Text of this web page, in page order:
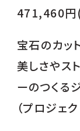
471,460円
宝石のカッ
美しさやス
ーのつくる
（プロジェ